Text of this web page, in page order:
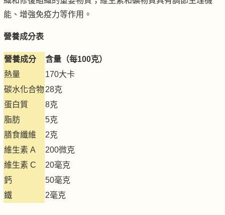
能、增強免疫力等作用。
營養成分表
營養成分
含量（每100克）
熱量
170大卡
碳水化合物28克
蛋白質
8克
脂肪
5克
膳食纖維
2克
維生素 A
200微克
維生素 C
20毫克
鈣
50毫克
鐵
2毫克